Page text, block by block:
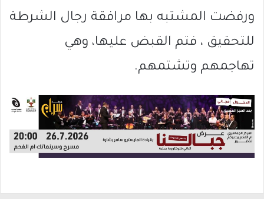
ورفضت المشتبه بها مرافقة رجال الشرطة
للتحقيق ، فتم القبض عليها، وهي
تهاجمهم وتشتمهم.